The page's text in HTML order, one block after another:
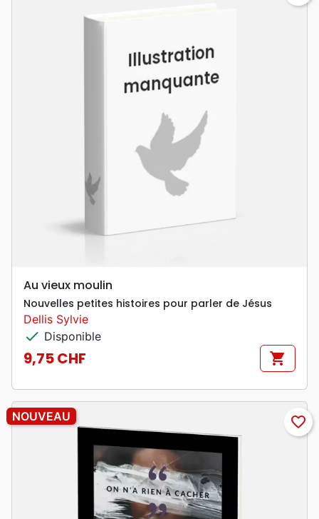
Au vieux moulin
Nouvelles petites histoires pour parler de Jésus
Dellis Sylvie
check Disponible
Prix
9,75 CHF shopping_cart
NOUVEAU favorite_border